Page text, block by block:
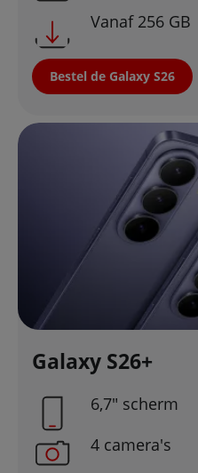
Vanaf 256 GB
Bestel de Galaxy S26
Galaxy S26+
6,7" scherm
4 camera's